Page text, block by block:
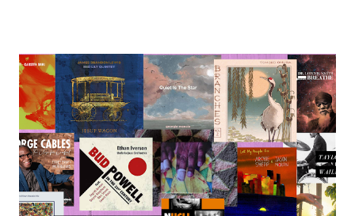
protagonistas: los clubes y, muy especialmente, los músicos.
Jazz On Lockdown (Jazz En Contención) es un proyecto de
Working The Beat , un grupo de trabajo internacional
dependiente de la Jazz Journalists Association . Nuestra meta
es hacer sonar esa música cancelada: no perder ni una nota
pese a las medidas de contención. Sabemos bien que el impacto
económico va a ser inevitable pero creemos que en esta